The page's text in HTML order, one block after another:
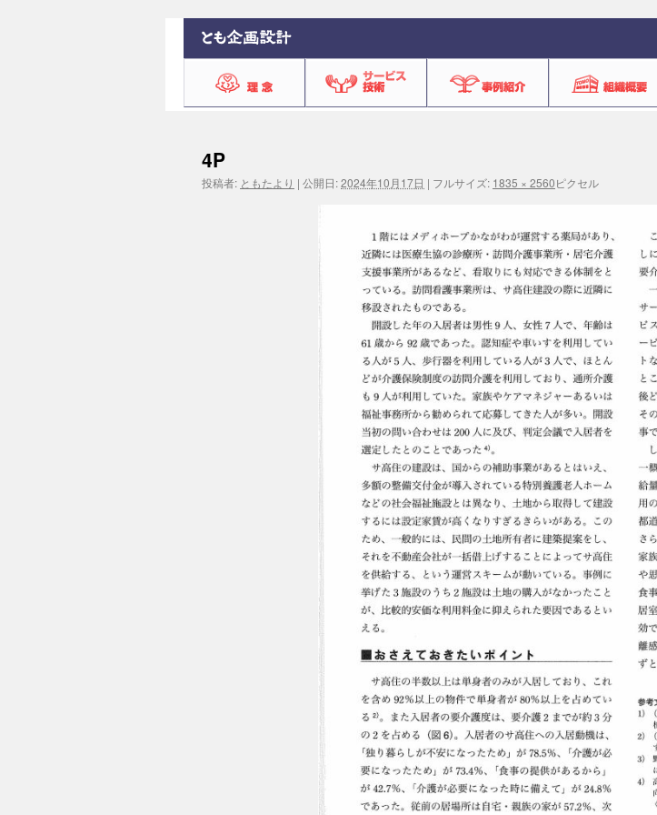
4P
投稿者: ともたより | 公開日:2024年10月17日 | フルサイズ: 1835 × 2560ピクセル